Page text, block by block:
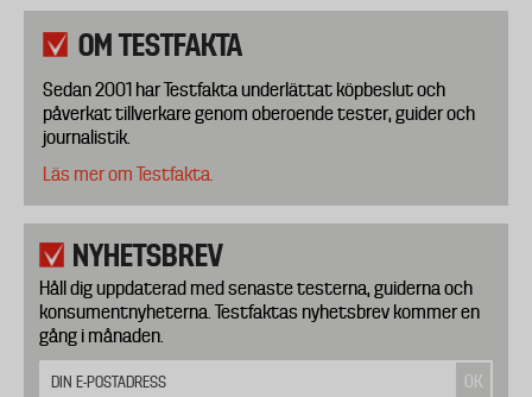
OM TESTFAKTA
Sedan 2001 har Testfakta underlättat köpbeslut och
påverkat tillverkare genom oberoende tester, guider och
journalistik.
Läs mer om Testfakta.
NYHETSBREV
Håll dig uppdaterad med senaste testerna, guiderna och
konsumentnyheterna. Testfaktas nyhetsbrev kommer en
gång i månaden.